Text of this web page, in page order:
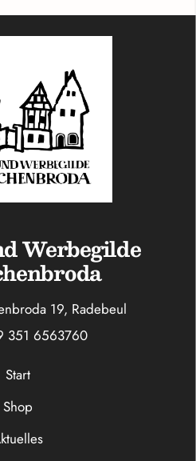
Werbegilde
19, Radebeul
351 6563760
Start
Shop